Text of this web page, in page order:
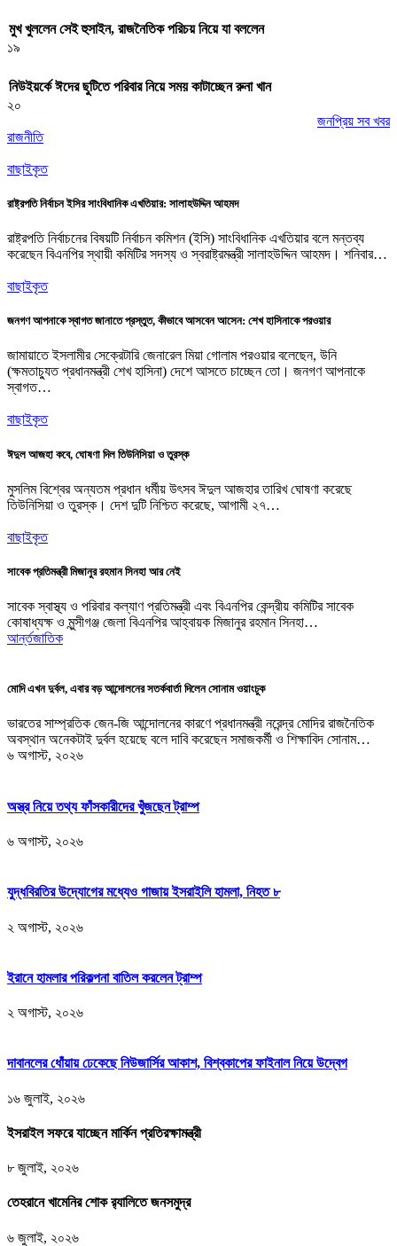
মুখ খুললেন সেই হুসাইন, রাজনৈতিক পরিচয় নিয়ে যা বললেন
১৯
নিউইয়র্কে ঈদের ছুটিতে পরিবার নিয়ে সময় কাটাচ্ছেন রুনা খান
২০
জনপ্রিয় সব খবর
রাজনীতি
বাছাইকৃত
রাষ্ট্রপতি নির্বাচন ইসির সাংবিধানিক এখতিয়ার: সালাহউদ্দিন আহমদ
রাষ্ট্রপতি নির্বাচনের বিষয়টি নির্বাচন কমিশন (ইসি) সাংবিধানিক এখতিয়ার বলে মন্তব্য
করেছেন বিএনপির স্থায়ী কমিটির সদস্য ও স্বরাষ্ট্রমন্ত্রী সালাহউদ্দিন আহমদ। শনিবার…
বাছাইকৃত
জনগণ আপনাকে স্বাগত জানাতে প্রস্তুত, কীভাবে আসবেন আসেন: শেখ হাসিনাকে পরওয়ার
জামায়াতে ইসলামীর সেক্রেটারি জেনারেল মিয়া গোলাম পরওয়ার বলেছেন, উনি
(ক্ষমতাচ্যুত প্রধানমন্ত্রী শেখ হাসিনা) দেশে আসতে চাচ্ছেন তো। জনগণ আপনাকে
স্বাগত…
বাছাইকৃত
ঈদুল আজহা কবে, ঘোষণা দিল তিউনিসিয়া ও তুরস্ক
মুসলিম বিশ্বের অন্যতম প্রধান ধর্মীয় উৎসব ঈদুল আজহার তারিখ ঘোষণা করেছে
তিউনিসিয়া ও তুরস্ক। দেশ দুটি নিশ্চিত করেছে, আগামী ২৭…
বাছাইকৃত
সাবেক প্রতিমন্ত্রী মিজানুর রহমান সিনহা আর নেই
সাবেক স্বাস্থ্য ও পরিবার কল্যাণ প্রতিমন্ত্রী এবং বিএনপির কেন্দ্রীয় কমিটির সাবেক
কোষাধ্যক্ষ ও মুন্সীগঞ্জ জেলা বিএনপির আহ্বায়ক মিজানুর রহমান সিনহা…
আর্ন্তজাতিক
মোদি এখন দুর্বল, এবার বড় আন্দোলনের সতর্কবার্তা দিলেন সোনাম ওয়াংচুক
ভারতের সাম্প্রতিক জেন-জি আন্দোলনের কারণে প্রধানমন্ত্রী নরেন্দ্র মোদির রাজনৈতিক
অবস্থান অনেকটাই দুর্বল হয়েছে বলে দাবি করেছেন সমাজকর্মী ও শিক্ষাবিদ সোনাম…
৬ অগাস্ট, ২০২৬
অস্ত্র নিয়ে তথ্য ফাঁসকারীদের খুঁজছেন ট্রাম্প
৬ অগাস্ট, ২০২৬
যুদ্ধবিরতির উদ্যোগের মধ্যেও গাজায় ইসরাইলি হামলা, নিহত ৮
২ অগাস্ট, ২০২৬
ইরানে হামলার পরিকল্পনা বাতিল করলেন ট্রাম্প
২ অগাস্ট, ২০২৬
দাবানলের ধোঁয়ায় ঢেকেছে নিউজার্সির আকাশ, বিশ্বকাপের ফাইনাল নিয়ে উদ্বেগ
১৬ জুলাই, ২০২৬
ইসরাইল সফরে যাচ্ছেন মার্কিন প্রতিরক্ষামন্ত্রী
৮ জুলাই, ২০২৬
তেহরানে খামেনির শোক র‌্যালিতে জনসমুদ্র
৬ জুলাই, ২০২৬